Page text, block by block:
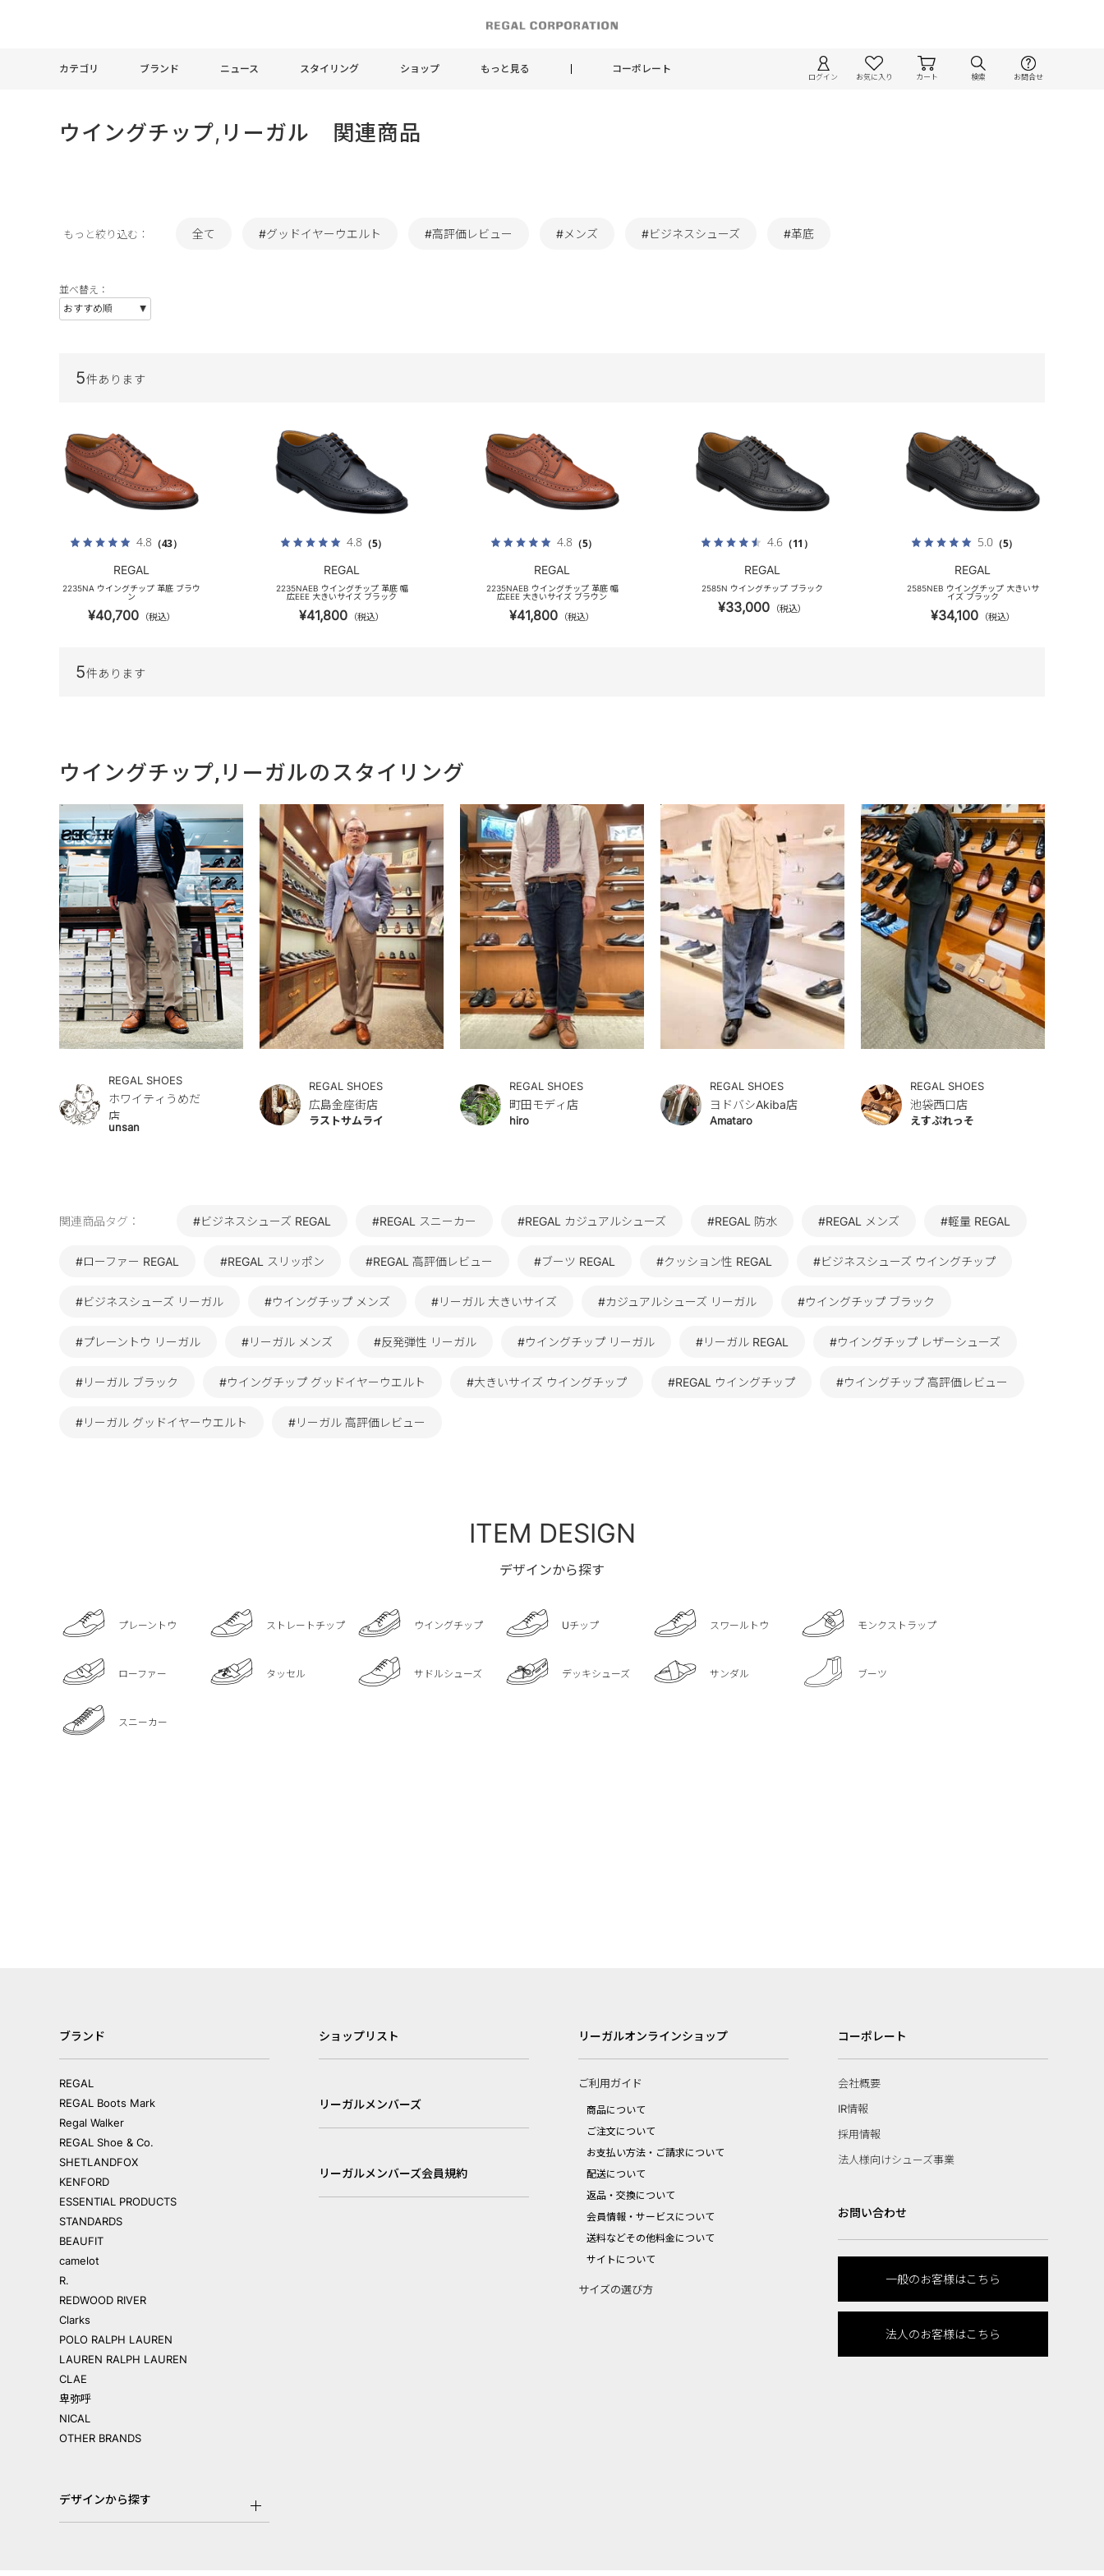
カテゴリ ブランド ニュース スタイリング ショップ もっと見る コーポレート
ログイン お気に入り カート 検索 お問合せ
ウイングチップ,リーガル 関連商品
もっと絞り込む： 全て #グッドイヤーウエルト #高評価レビュー #メンズ #ビジネスシューズ #革底
並べ替え：
5件あります
4.8 （43）
REGAL
2235NA ウイングチップ 革底 ブラウ
ン
¥40,700 （税込）
4.8 （5）
REGAL
2235NAEB ウイングチップ 革底 幅
広EEE 大きいサイズ ブラック
¥41,800 （税込）
4.8 （5）
REGAL
2235NAEB ウイングチップ 革底 幅
広EEE 大きいサイズ ブラウン
¥41,800 （税込）
4.6（11）
REGAL
2585N ウイングチップ ブラック
¥33,000 （税込）
5.0（5）
REGAL
2585NEB ウイングチップ 大きいサ
イズ ブラック
¥34,100 （税込）
5件あります
ウイングチップ,リーガルのスタイリング
REGAL SHOES
ホワイティうめだ
店
unsan
REGAL SHOES
広島金座街店
ラストサムライ
REGAL SHOES
町田モディ店
hiro
REGAL SHOES
ヨドバシAkiba店
Amataro
REGAL SHOES
池袋西口店
えすぷれっそ
関連商品タグ： #ビジネスシューズ REGAL #REGAL スニーカー #REGAL カジュアルシューズ #REGAL 防水 #REGAL メンズ #軽量 REGAL
#ローファー REGAL #REGAL スリッポン #REGAL 高評価レビュー #ブーツ REGAL #クッション性 REGAL #ビジネスシューズ ウイングチップ
#ビジネスシューズ リーガル #ウイングチップ メンズ #リーガル 大きいサイズ #カジュアルシューズ リーガル #ウイングチップ ブラック
#プレーントウ リーガル #リーガル メンズ #反発弾性 リーガル #ウイングチップ リーガル #リーガル REGAL #ウイングチップ レザーシューズ
#リーガル ブラック #ウイングチップ グッドイヤーウエルト #大きいサイズ ウイングチップ #REGAL ウイングチップ #ウイングチップ 高評価レビュー
#リーガル グッドイヤーウエルト #リーガル 高評価レビュー
ITEM DESIGN
デザインから探す
プレーントウ ストレートチップ ウイングチップ Uチップ スワールトウ モンクストラップ
ローファー タッセル サドルシューズ デッキシューズ サンダル ブーツ
スニーカー
ブランド
REGAL
REGAL Boots Mark
Regal Walker
REGAL Shoe & Co.
SHETLANDFOX
KENFORD
ESSENTIAL PRODUCTS
STANDARDS
BEAUFIT
camelot
R.
REDWOOD RIVER
Clarks
POLO RALPH LAUREN
LAUREN RALPH LAUREN
CLAE
卑弥呼
NICAL
OTHER BRANDS
デザインから探す
ショップリスト
リーガルメンバーズ
リーガルメンバーズ会員規約
リーガルオンラインショップ
ご利用ガイド
商品について
ご注文について
お支払い方法・ご請求について
配送について
返品・交換について
会員情報・サービスについて
送料などその他料金について
サイトについて
サイズの選び方
コーポレート
会社概要
IR情報
採用情報
法人様向けシューズ事業
お問い合わせ
一般のお客様はこちら
法人のお客様はこちら